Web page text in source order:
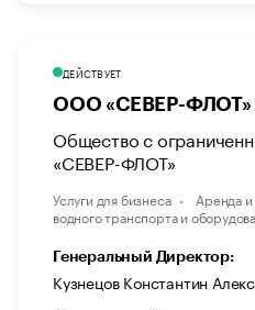
ДЕЙСТВУЕТ
ООО «СЕВЕР-ФЛОТ»
Общество с
«СЕВЕР-ФЛОТ»
Услуги для бизнеса Аренда и
водного транспорта и
Генеральный Директор:
Кузнецов Константин